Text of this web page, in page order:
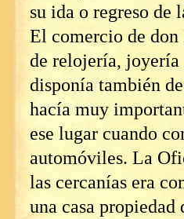
su ida o regreso de
El comercio de
de relojería, joyería
disponía también
hacía muy
ese lugar cuando
automóviles. La
las cercanías era
una casa propiedad